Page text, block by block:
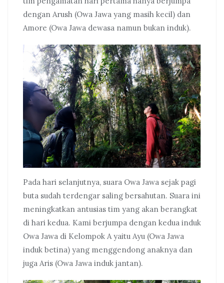
dengan Arush (Owa Jawa yang masih kecil) dan
Amore (Owa Jawa dewasa namun bukan induk).
Pada hari selanjutnya, suara Owa Jawa sejak pagi
buta sudah terdengar saling bersahutan. Suara ini
meningkatkan antusias tim yang akan berangkat
di hari kedua. Kami berjumpa dengan kedua induk
Owa Jawa di Kelompok A yaitu Ayu (Owa Jawa
induk betina) yang menggendong anaknya dan
juga Aris (Owa Jawa induk jantan).